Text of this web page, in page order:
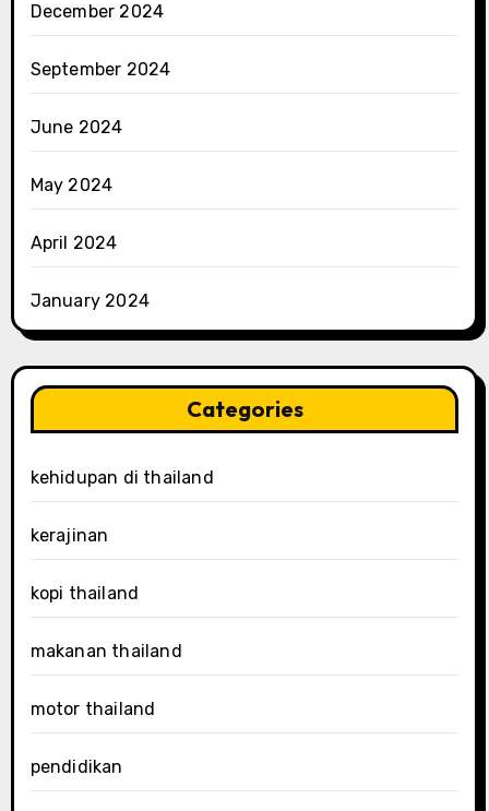
December 2024
September 2024
June 2024
May 2024
April 2024
January 2024
Categories
kehidupan di thailand
kerajinan
kopi thailand
makanan thailand
motor thailand
pendidikan